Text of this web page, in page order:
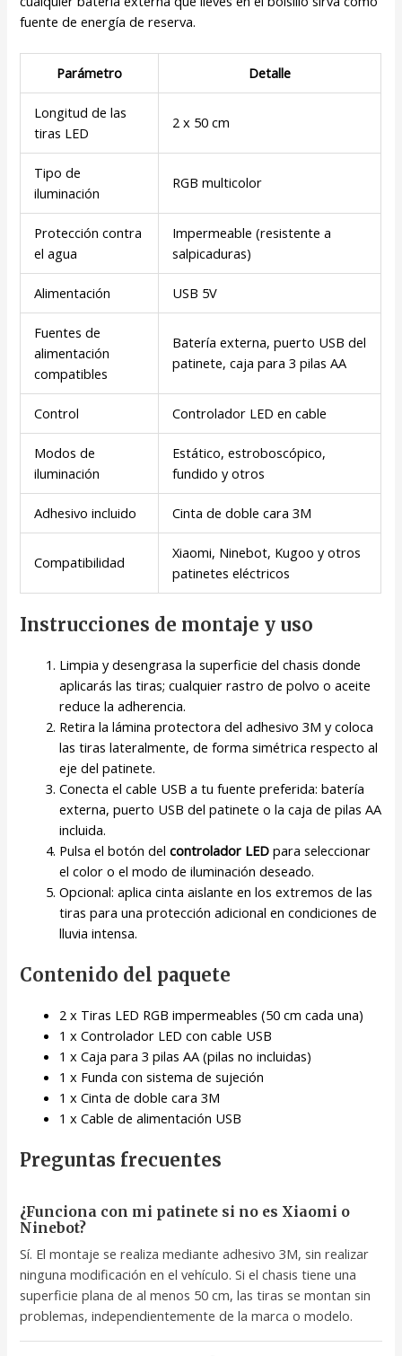
fuente de energía de reserva.
Parámetro Detalle
Longitud de las
tiras LED
2 x 50 cm
Tipo de
iluminación
RGB multicolor
Protección contra
el agua
Impermeable (resistente a
salpicaduras)
Alimentación USB 5V
Fuentes de
alimentación
compatibles
Batería externa, puerto USB del
patinete, caja para 3 pilas AA
Control Controlador LED en cable
Modos de
iluminación
Estático, estroboscópico,
fundido y otros
Adhesivo incluido Cinta de doble cara 3M
Compatibilidad
Xiaomi, Ninebot, Kugoo y otros
patinetes eléctricos
Instrucciones de montaje y uso
Limpia y desengrasa la superficie del chasis donde
aplicarás las tiras; cualquier rastro de polvo o aceite
reduce la adherencia.
Retira la lámina protectora del adhesivo 3M y coloca
las tiras lateralmente, de forma simétrica respecto al
eje del patinete.
Conecta el cable USB a tu fuente preferida: batería
externa, puerto USB del patinete o la caja de pilas AA
incluida.
Pulsa el botón delcontrolador LED para seleccionar
el color o el modo de iluminación deseado.
Opcional: aplica cinta aislante en los extremos de las
tiras para una protección adicional en condiciones de
lluvia intensa.
Contenido del paquete
2 x Tiras LED RGB impermeables (50 cm cada una)
1 x Controlador LED con cable USB
1 x Caja para 3 pilas AA (pilas no incluidas)
1 x Funda con sistema de sujeción
1 x Cinta de doble cara 3M
1 x Cable de alimentación USB
Preguntas frecuentes
¿Funciona con mi patinete si no es Xiaomi o
Ninebot?
Sí. El montaje se realiza mediante adhesivo 3M, sin realizar
ninguna modificación en el vehículo. Si el chasis tiene una
superficie plana de al menos 50 cm, las tiras se montan sin
problemas, independientemente de la marca o modelo.